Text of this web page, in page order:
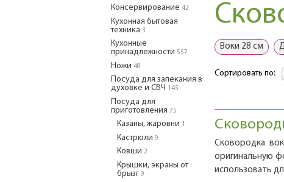
Консервирование 42
Кухонная бытовая
техника 3
Кухонные
принадлежности 557
Ножи 48
Посуда для запекания в
духовке и СВЧ 145
Посуда для
приготовления 75
Казаны, жаровни 1
Кастрюли 9
Ковши 2
Крышки, экраны от
брызг 9
Воки 28 см
Сортировать по:
Сковородка
оригинальную
использовать